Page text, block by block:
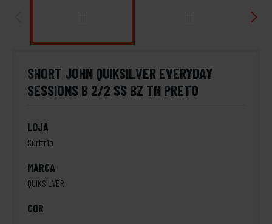
SHORT JOHN QUIKSILVER EVERYDAY
SESSIONS B 2/2 SS BZ TN PRETO
LOJA
Surftrip
MARCA
QUIKSILVER
COR